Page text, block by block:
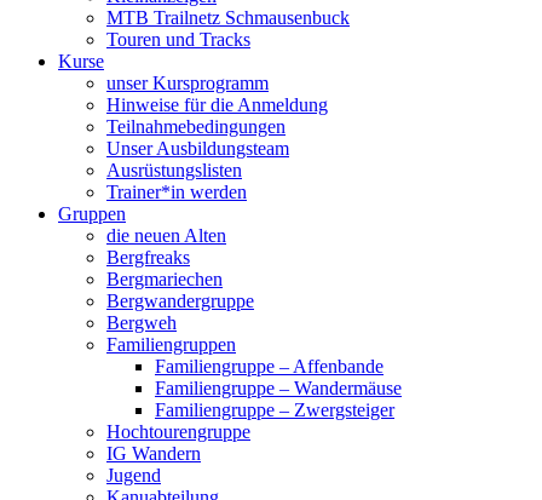
MTB Trailnetz Schmausenbuck
Touren und Tracks
Kurse
unser Kursprogramm
Hinweise für die Anmeldung
Teilnahmebedingungen
Unser Ausbildungsteam
Ausrüstungslisten
Trainer*in werden
Gruppen
die neuen Alten
Bergfreaks
Bergmariechen
Bergwandergruppe
Bergweh
Familiengruppen
Familiengruppe – Affenbande
Familiengruppe – Wandermäuse
Familiengruppe – Zwergsteiger
Hochtourengruppe
IG Wandern
Jugend